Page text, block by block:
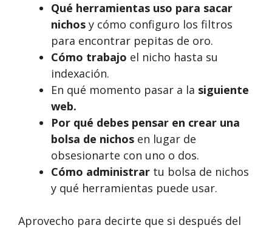
Qué herramientas uso para sacar
nichos y cómo configuro los filtros
para encontrar pepitas de oro.
Cómo trabajo el nicho hasta su
indexación.
En qué momento pasar a la siguiente
web.
Por qué debes pensar en crear una
bolsa de nichos en lugar de
obsesionarte con uno o dos.
Cómo administrar tu bolsa de nichos
y qué herramientas puede usar.
Aprovecho para decirte que si después del